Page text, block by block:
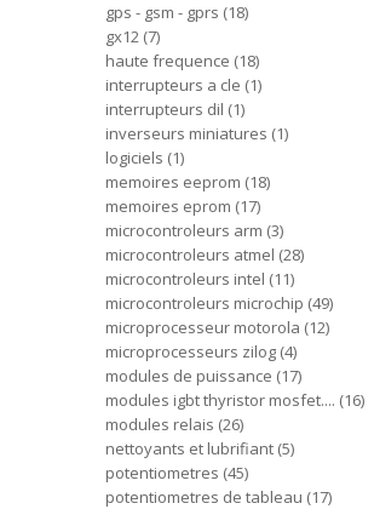
gps - gsm - gprs 18
gx12 7
haute frequence 18
interrupteurs a cle 1
interrupteurs dil 1
inverseurs miniatures 1
logiciels 1
memoires eeprom 18
memoires eprom 17
microcontroleurs arm 3
microcontroleurs atmel 28
microcontroleurs intel 11
microcontroleurs microchip 49
microprocesseur motorola 12
microprocesseurs zilog 4
modules de puissance 17
modules igbt thyristor mosfet.... 16
modules relais 26
nettoyants et lubrifiant 5
potentiometres 45
potentiometres de tableau 17